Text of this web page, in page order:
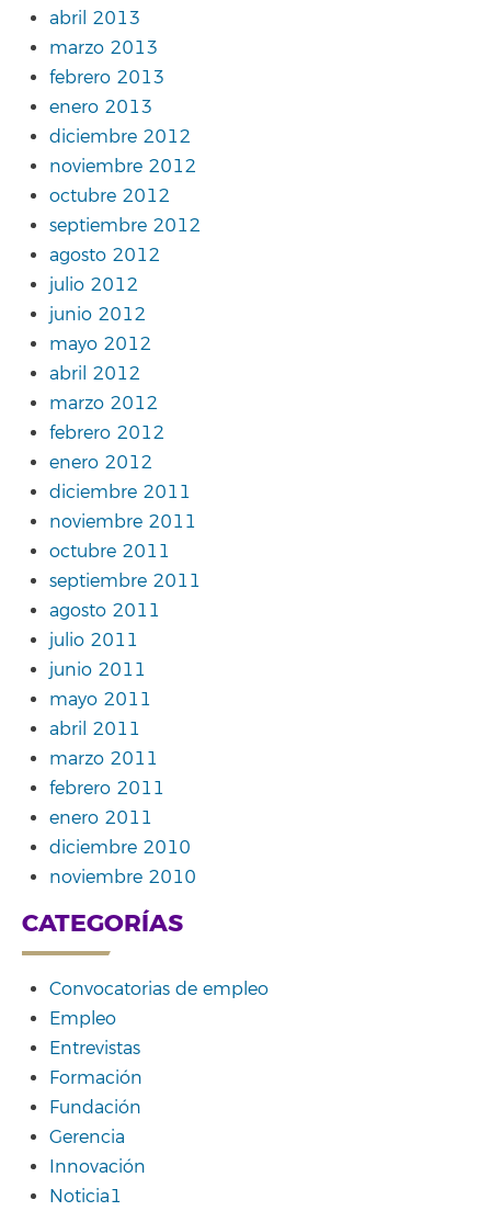
abril 2013
marzo 2013
febrero 2013
enero 2013
diciembre 2012
noviembre 2012
octubre 2012
septiembre 2012
agosto 2012
julio 2012
junio 2012
mayo 2012
abril 2012
marzo 2012
febrero 2012
enero 2012
diciembre 2011
noviembre 2011
octubre 2011
septiembre 2011
agosto 2011
julio 2011
junio 2011
mayo 2011
abril 2011
marzo 2011
febrero 2011
enero 2011
diciembre 2010
noviembre 2010
CATEGORÍAS
Convocatorias de empleo
Empleo
Entrevistas
Formación
Fundación
Gerencia
Innovación
Noticia1